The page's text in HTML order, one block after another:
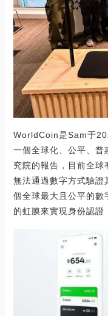
WorldCoin是Sam于
一個全球化、公平、普
究院的報告，目前全
無法通過數字方式驗
個全球最大且公平的數
的虹膜來實現身份認證